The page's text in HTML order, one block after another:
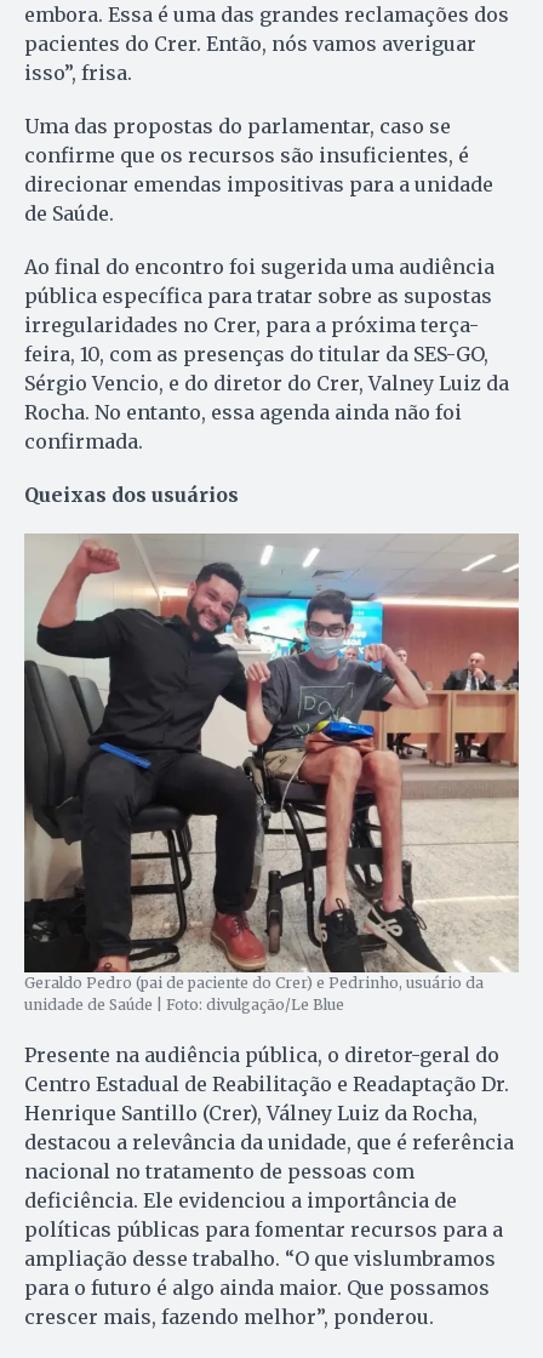
embora. Essa é uma das grandes reclamações dos
pacientes do Crer. Então, nós vamos averiguar
isso”, frisa.
Uma das propostas do parlamentar, caso se
confirme que os recursos são insuficientes, é
direcionar emendas impositivas para a unidade
de Saúde.
Ao final do encontro foi sugerida uma audiência
pública específica para tratar sobre as supostas
irregularidades no Crer, para a próxima terça-
feira, 10, com as presenças do titular da SES-GO,
Sérgio Vencio, e do diretor do Crer, Valney Luiz da
Rocha. No entanto, essa agenda ainda não foi
confirmada.
Queixas dos usuários
Geraldo Pedro (pai de paciente do Crer) e Pedrinho, usuário da
unidade de Saúde | Foto: divulgação/Le Blue
Presente na audiência pública, o diretor-geral do
Centro Estadual de Reabilitação e Readaptação Dr.
Henrique Santillo (Crer), Válney Luiz da Rocha,
destacou a relevância da unidade, que é referência
nacional no tratamento de pessoas com
deficiência. Ele evidenciou a importância de
políticas públicas para fomentar recursos para a
ampliação desse trabalho. “O que vislumbramos
para o futuro é algo ainda maior. Que possamos
crescer mais, fazendo melhor”, ponderou.